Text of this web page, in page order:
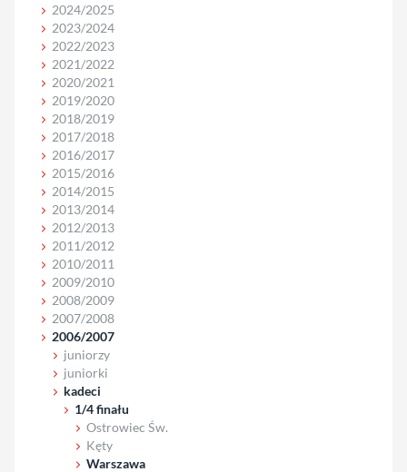
2024/2025
2023/2024
2022/2023
2021/2022
2020/2021
2019/2020
2018/2019
2017/2018
2016/2017
2015/2016
2014/2015
2013/2014
2012/2013
2011/2012
2010/2011
2009/2010
2008/2009
2007/2008
2006/2007
juniorzy
juniorki
kadeci
1/4 finału
Ostrowiec Św.
Kęty
Warszawa